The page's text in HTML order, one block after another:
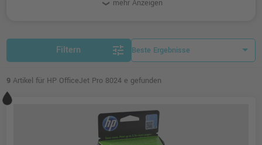
unserer Hausmarke Ampertec
mehr Anzeigen
Filtern tune
9 Artikel für HP OfficeJet Pro 8024 e gefunden